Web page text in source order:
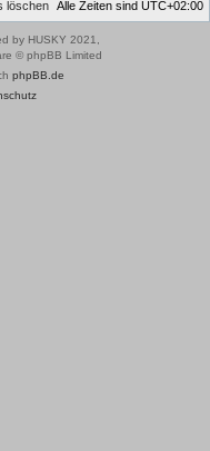
Alle Zeiten sind UTC+02:00
löschen
by HUSKY 2021,
© phpBB Limited
phpBB.de